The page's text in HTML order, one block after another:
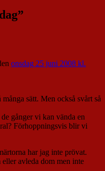
”
onsdag 25 juni 2008 kl.
sätt. Men också svårt så
gånger vi kan vända en
Förhoppningsvis blir vi
har jag inte prövat.
avleda dom men inte